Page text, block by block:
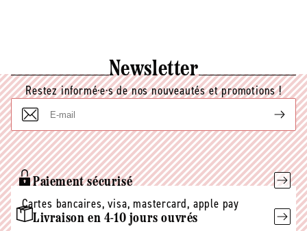
Newsletter
Restez informé·e·s de nos nouveautés et promotions !
E-
mail
Paiement sécurisé
Cartes bancaires, visa, mastercard, apple pay
Livraison en 4-10 jours ouvrés